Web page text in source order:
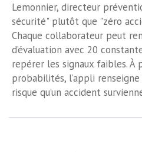
Lemonnier, directeur
sécurité" plutôt que "zéro
Chaque collaborateur peut
d’évaluation avec 20
repérer les signaux faibles. À
probabilités, l’appli
risque qu’un accident